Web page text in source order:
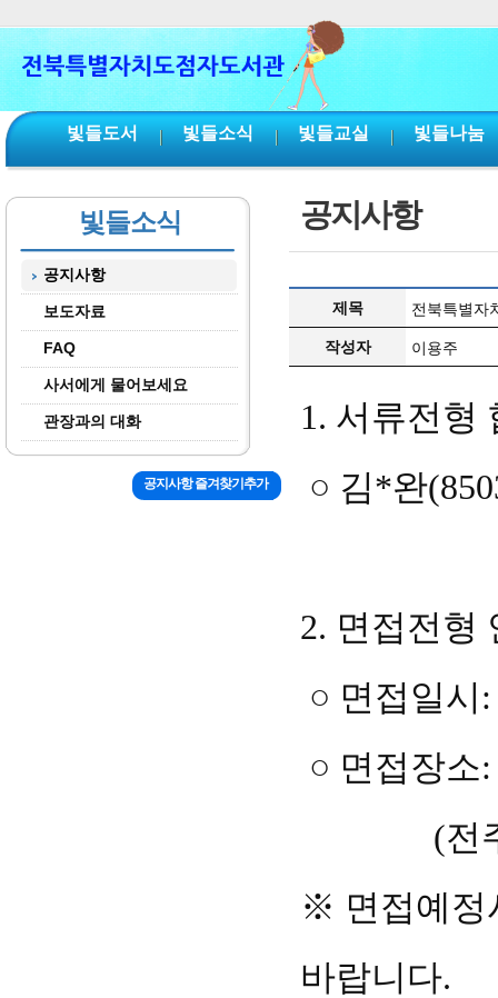
빛들도서 빛들소식 빛들교실 빛들나눔
빛들소식
공지사항
보도자료
FAQ
사서에게 물어보세요
관장과의 대화
공지사항
제목 전북특별자
작성자 이용주
1. 서류전형
○ 김*완
2. 면접전형
○ 면접일시
○ 면접장소
(전
※ 면접예
바랍니다.
공지사항 즐겨찾기추가